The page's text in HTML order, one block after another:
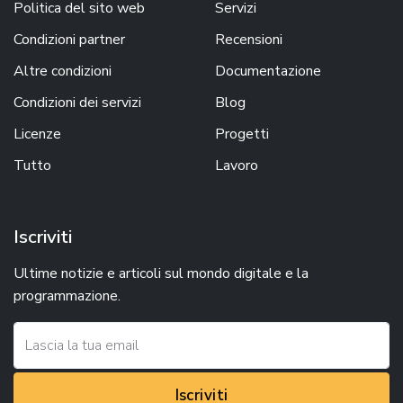
Politica del sito web
Condizioni partner
Altre condizioni
Condizioni dei servizi
Licenze
Tutto
Servizi
Recensioni
Documentazione
Blog
Progetti
Lavoro
Iscriviti
Ultime notizie e articoli sul mondo digitale e la
programmazione.
Iscriviti